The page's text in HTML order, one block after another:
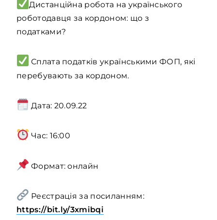
Дистанційна робота на українського
роботодавця за кордоном: що з
податками?
Сплата податків українськими ФОП, які
перебувають за кордоном.
Дата: 20.09.22
Час: 16:00
Формат: онлайн
Реєстрація за посиланням:
https://bit.ly/3xmibqi